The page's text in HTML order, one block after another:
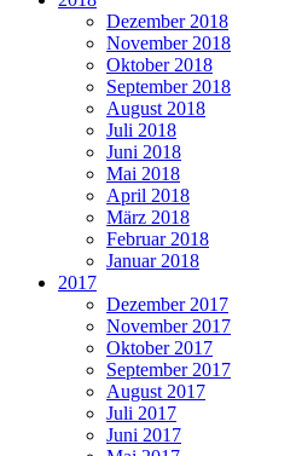
Dezember 2018
November 2018
Oktober 2018
September 2018
August 2018
Juli 2018
Juni 2018
Mai 2018
April 2018
März 2018
Februar 2018
Januar 2018
2017
Dezember 2017
November 2017
Oktober 2017
September 2017
August 2017
Juli 2017
Juni 2017